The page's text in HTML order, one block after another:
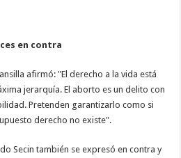
en contra
afirmó: "El derecho a la vida está
jerarquía. El aborto es un delito con
Pretenden garantizarlo como si
derecho no existe".
Secin también se expresó en contra y